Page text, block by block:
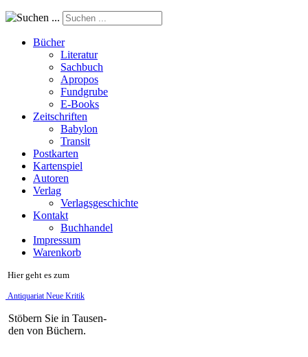
Suchen ...
Bücher
Literatur
Sachbuch
Apropos
Fundgrube
E-Books
Zeitschriften
Babylon
Transit
Postkarten
Kartenspiel
Autoren
Verlag
Verlagsgeschichte
Kontakt
Buchhandel
Impressum
Warenkorb
Hier geht es zum
Antiquariat Neue Kritik
Stöbern Sie in Tausen-
den von Büchern.